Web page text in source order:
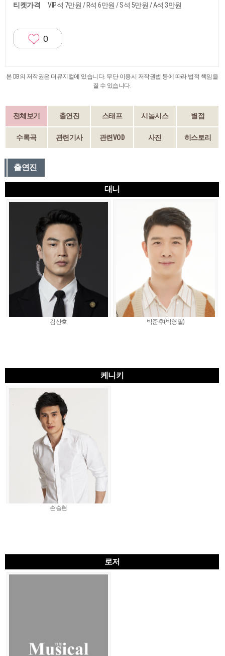
티켓가격
VIP석 7만원 / R석 6만원 / S석 5만원 / A석 3만원
0
본 DB의 저작권은 더뮤지컬에 있습니다. 무단 이용시 저작권법 등에 따라 법적 책임을
질 수 있습니다.
전체보기 출연진 스태프 시놉시스 별점
수록곡 관련기사 관련VOD 사진 히스토리
출연진
대니
김산호 박준후(박영필)
케니키
손승현
로저